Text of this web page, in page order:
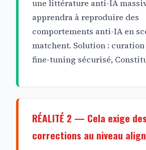
une littérature anti-IA
apprendra à reproduire des
comportements anti-IA en
matchent. Solution : curation
fine-tuning sécurisé,
RÉALITÉ 2 — Cela exige des
corrections au niveau